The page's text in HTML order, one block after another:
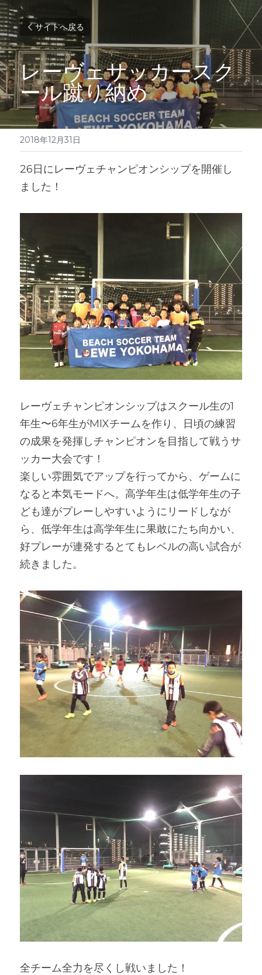
サイトへ戻る
レーヴェサッカースク
ール蹴り納め
2018年12月31日
26日にレーヴェチャンピオンシップを開催し
ました！
レーヴェチャンピオンシップはスクール生の1
年生〜6年生がMIXチームを作り、日頃の練習
の成果を発揮しチャンピオンを目指して戦うサ
ッカー大会です！
楽しい雰囲気でアップを行ってから、ゲームに
なると本気モードへ。高学年生は低学年生の子
ども達がプレーしやすいようにリードしなが
ら、低学年生は高学年生に果敢にたち向かい、
好プレーが連発するとてもレベルの高い試合が
続きました。
全チーム全力を尽くし戦いました！